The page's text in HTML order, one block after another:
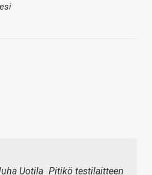
Uotila Pitikö testilaitteen